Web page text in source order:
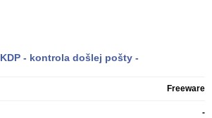
KDP - kontrola došlej pošty -
Freeware
-